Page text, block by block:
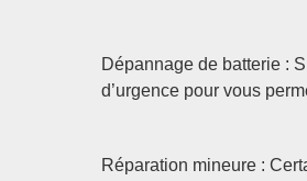
Dépannage de batterie :
d’urgence pour vous
Réparation mineure :